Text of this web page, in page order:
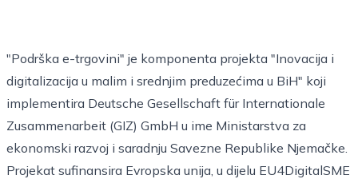
"Podrška e-trgovini" je komponenta projekta "Inovacija i
digitalizacija u malim i srednjim preduzećima u BiH" koji
implementira Deutsche Gesellschaft für Internationale
Zusammenarbeit (GIZ) GmbH u ime Ministarstva za
ekonomski razvoj i saradnju Savezne Republike Njemačke.
Projekat sufinansira Evropska unija, u dijelu EU4DigitalSME